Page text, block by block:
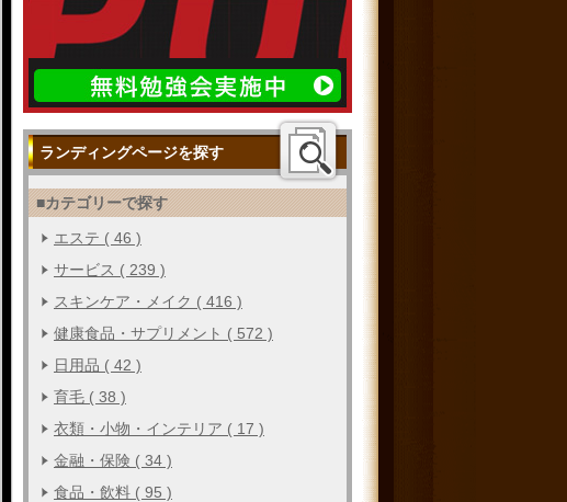
ランディングページを探す
■カテゴリーで探す
エステ ( 46 )
サービス ( 239 )
スキンケア・メイク ( 416 )
健康食品・サプリメント ( 572 )
日用品 ( 42 )
育毛 ( 38 )
衣類・小物・インテリア ( 17 )
金融・保険 ( 34 )
食品・飲料 ( 95 )